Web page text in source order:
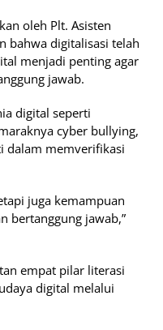
oleh Plt. Asisten
bahwa digitalisasi telah
menjadi penting agar
jawab.
digital seperti
cyber bullying,
dalam memverifikasi
juga kemampuan
bertanggung jawab,”
empat pilar literasi
digital melalui